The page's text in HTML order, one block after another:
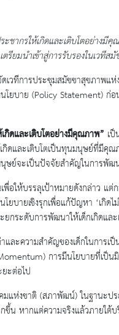
ชากรให้เกิดและเติบโตอย่า
ยมนำเข้าสู่การรับรองในเวที
วทีการประชุมสมัชชาสุขภาพแห่
บาย (Policy Statement) ก่
กิดและเติบโตอย่างมีคุณภาพ” เ
กิดและเติบโตเป็นทุนมนุษย์ที่
ย์จะเป็นปัจจัยสำคัญในการพัฒ
อให้บรรลุเป้าหมายดังกล่าว
บายเชิงรุกเพื่อแก้ปัญหา ‘เกิ
ระดับการพัฒนาให้เด็กเกิดแล
ะความสำคัญของเด็กในการเ
การมีนโยบายที่เป็
ะต่อไป
แห่งชาติ (สภาพัฒน์) ในฐานะ
หากแต่ความจริงแล้วภายใ